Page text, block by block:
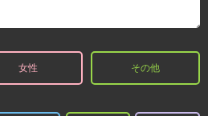
女性 その他